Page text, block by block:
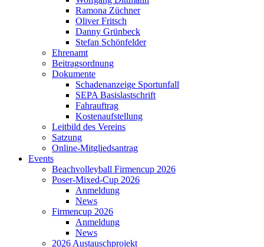
Ramona Züchner
Oliver Fritsch
Danny Grünbeck
Stefan Schönfelder
Ehrenamt
Beitragsordnung
Dokumente
Schadenanzeige Sportunfall
SEPA Basislastschrift
Fahrauftrag
Kostenaufstellung
Leitbild des Vereins
Satzung
Online-Mitgliedsantrag
Events
Beachvolleyball Firmencup 2026
Poser-Mixed-Cup 2026
Anmeldung
News
Firmencup 2026
Anmeldung
News
2026 Austauschprojekt